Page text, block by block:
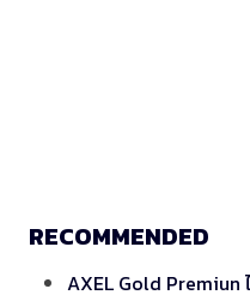
RECOMMENDED
AXEL Gold Premiun